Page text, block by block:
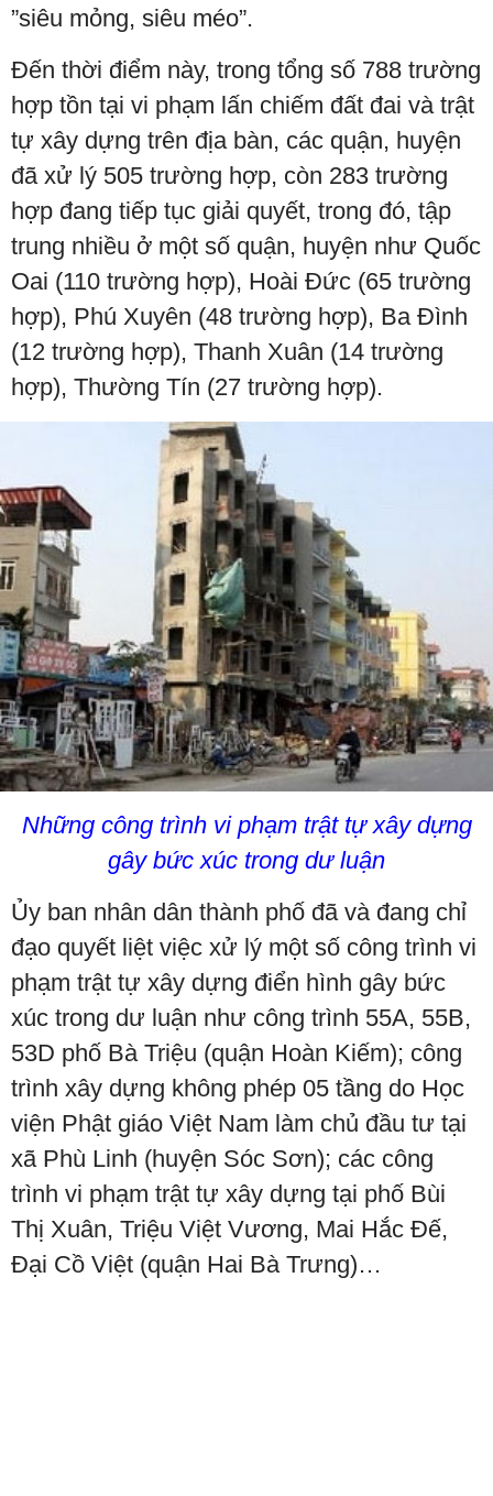
”siêu mỏng, siêu méo”.
Đến thời điểm này, trong tổng số 788 trường
hợp tồn tại vi phạm lấn chiếm đất đai và trật
tự xây dựng trên địa bàn, các quận, huyện
đã xử lý 505 trường hợp, còn 283 trường
hợp đang tiếp tục giải quyết, trong đó, tập
trung nhiều ở một số quận, huyện như Quốc
Oai (110 trường hợp), Hoài Đức (65 trường
hợp), Phú Xuyên (48 trường hợp), Ba Đình
(12 trường hợp), Thanh Xuân (14 trường
hợp), Thường Tín (27 trường hợp).
Những công trình vi phạm trật tự xây dựng
gây bức xúc trong dư luận
Ủy ban nhân dân thành phố đã và đang chỉ
đạo quyết liệt việc xử lý một số công trình vi
phạm trật tự xây dựng điển hình gây bức
xúc trong dư luận như công trình 55A, 55B,
53D phố Bà Triệu (quận Hoàn Kiếm); công
trình xây dựng không phép 05 tầng do Học
viện Phật giáo Việt Nam làm chủ đầu tư tại
xã Phù Linh (huyện Sóc Sơn); các công
trình vi phạm trật tự xây dựng tại phố Bùi
Thị Xuân, Triệu Việt Vương, Mai Hắc Đế,
Đại Cồ Việt (quận Hai Bà Trưng)…